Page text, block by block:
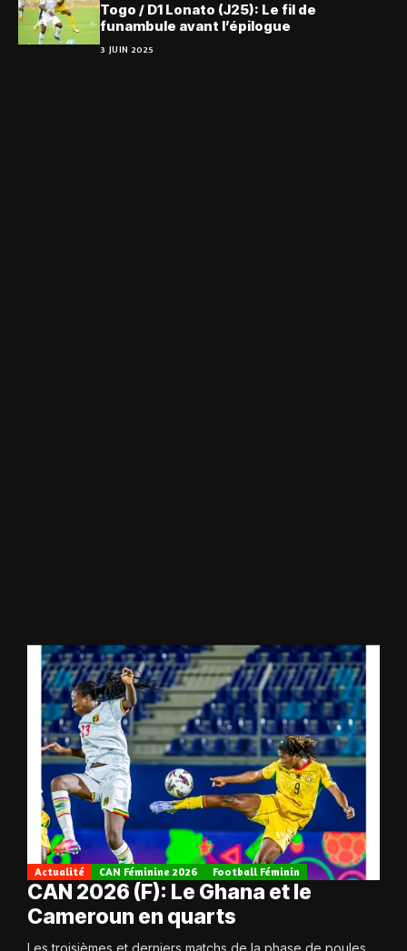
Togo / D1 Lonato (J25): Le fil de
funambule avant l’épilogue
3 JUIN 2025
Actualité CAN Féminine 2026 Football Féminin
CAN 2026 (F): Le Ghana et le
Cameroun en quarts
Les troisièmes et derniers matchs de la phase de poules